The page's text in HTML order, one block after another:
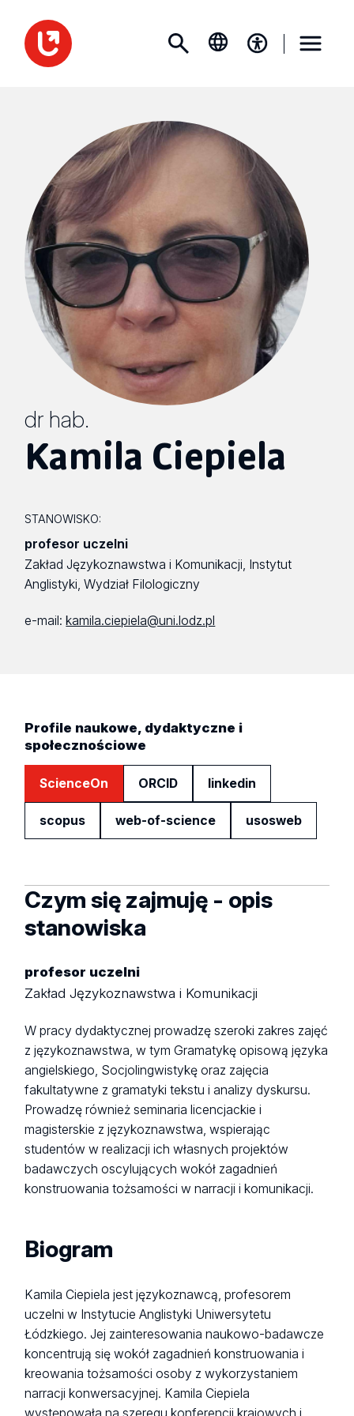
dr hab.
Kamila Ciepiela
STANOWISKO:
profesor uczelni
Zakład Językoznawstwa i Komunikacji, Instytut
Anglistyki, Wydział Filologiczny
e-mail: kamila.ciepiela@uni.lodz.pl
Profile naukowe, dydaktyczne i
społecznościowe
ScienceOn ORCID linkedin
scopus web-of-science usosweb
Czym się zajmuję - opis
stanowiska
profesor uczelni
Zakład Językoznawstwa i Komunikacji
W pracy dydaktycznej prowadzę szeroki zakres zajęć
z językoznawstwa, w tym Gramatykę opisową języka
angielskiego, Socjolingwistykę oraz zajęcia
fakultatywne z gramatyki tekstu i analizy dyskursu.
Prowadzę również seminaria licencjackie i
magisterskie z językoznawstwa, wspierając
studentów w realizacji ich własnych projektów
badawczych oscylujących wokół zagadnień
konstruowania tożsamości w narracji i komunikacji.
Biogram
Kamila Ciepiela jest językoznawcą, profesorem
uczelni w Instytucie Anglistyki Uniwersytetu
Łódzkiego. Jej zainteresowania naukowo-badawcze
koncentrują się wokół zagadnień konstruowania i
kreowania tożsamości osoby z wykorzystaniem
narracji konwersacyjnej. Kamila Ciepiela